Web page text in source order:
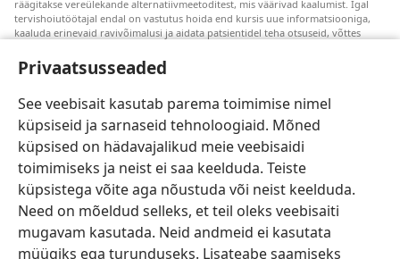
Privaatsusseaded
See veebisait kasutab parema toimimise nimel
küpsiseid ja sarnaseid tehnoloogiaid. Mõned
küpsised on hädavajalikud meie veebisaidi
toimimiseks ja neist ei saa keelduda. Teiste
küpsistega võite aga nõustuda või neist keelduda.
Need on mõeldud selleks, et teil oleks veebisaiti
mugavam kasutada. Neid andmeid ei kasutata
müügiks ega turunduseks. Lisateabe saamiseks
räägitakse vereülekande alternatiivmeetoditest, mis väärivad kaalumist. Igal
tervishoiutöötajal endal on vastutus hoida end kursis uue informatsiooniga,
kaaluda erinevaid ravivõimalusi ja aidata patsientidel teha otsuseid, võttes
loetletud ravivõtted ei sobi ega ole vastuvõetavad kõigile patsientidele.
nõu saamiseks alati pöörduda arsti poole.
Veebisaidi kasutamise kord on sätestatud kasutustingimustes.
Välimuse sätted